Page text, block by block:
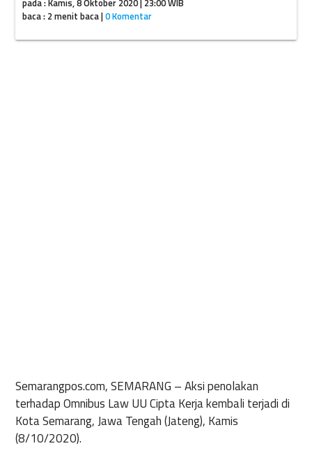
baca : 2 menit baca |0 Komentar
Semarangpos.com, SEMARANG – Aksi penolakan
terhadap Omnibus Law UU Cipta Kerja kembali terjadi di
Kota Semarang, Jawa Tengah (Jateng), Kamis
(8/10/2020).